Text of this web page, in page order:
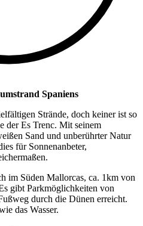
Spaniens
Strände, doch keiner ist so
der Es Trenc. Mit seinem
Sand und unberührter Natur
für Sonnenanbeter,
im Süden Mallorcas, ca. 1km von
gibt Parkmöglichkeiten von
durch die Dünen erreicht.
das Wasser.